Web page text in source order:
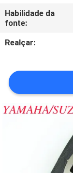
NOTÍCIA
UMAS
CITAÇÕES
MAPA
Habilidade da
fonte:
Realçar: